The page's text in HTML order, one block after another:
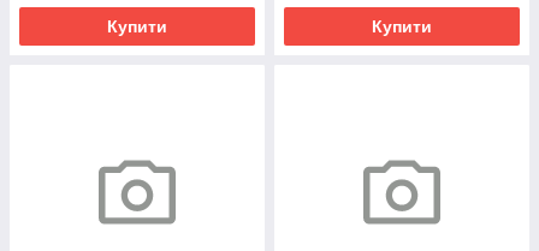
Купити Купити